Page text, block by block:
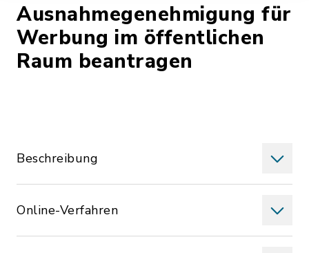
Ausnahmegenehmigung für
Werbung im öffentlichen
Raum beantragen
Beschreibung
Online-Verfahren